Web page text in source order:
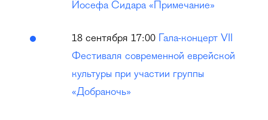
Йосефа Сидара «Примечание»
18 сентября 17:00 Гала-концерт VII
Фестиваля современной еврейской
культуры при участии группы
«Добраночь»